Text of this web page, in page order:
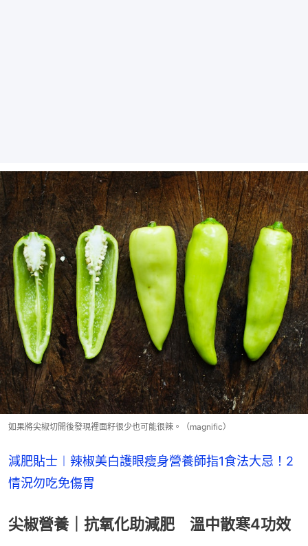
如果將尖椒切開後發現裡面籽很少也可能很辣。（magnific）
減肥貼士︱辣椒美白護眼瘦身營養師指1食法大忌！2
情況勿吃免傷胃
尖椒營養｜抗氧化助減肥 溫中散寒4功效